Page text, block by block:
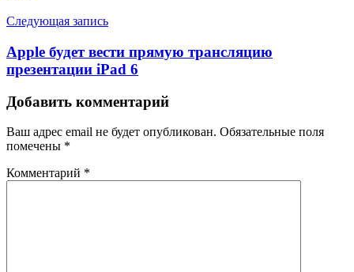
Следующая запись
Apple будет вести прямую трансляцию
презентации iPad 6
Добавить комментарий
Ваш адрес email не будет опубликован. Обязательные поля
помечены *
Комментарий *